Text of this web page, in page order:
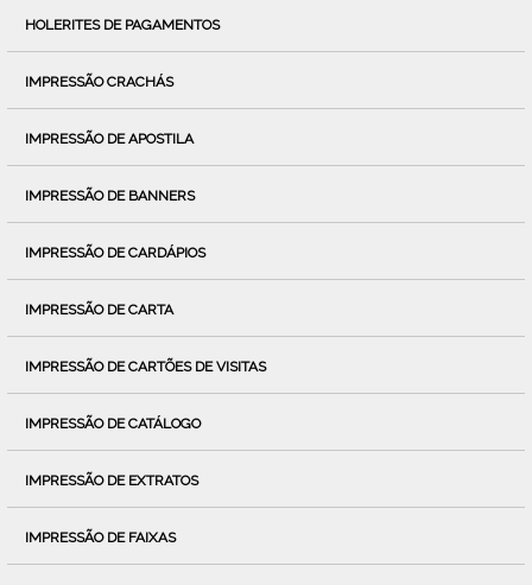
HOLERITES DE PAGAMENTOS
IMPRESSÃO CRACHÁS
IMPRESSÃO DE APOSTILA
IMPRESSÃO DE BANNERS
IMPRESSÃO DE CARDÁPIOS
IMPRESSÃO DE CARTA
IMPRESSÃO DE CARTÕES DE VISITAS
IMPRESSÃO DE CATÁLOGO
IMPRESSÃO DE EXTRATOS
IMPRESSÃO DE FAIXAS